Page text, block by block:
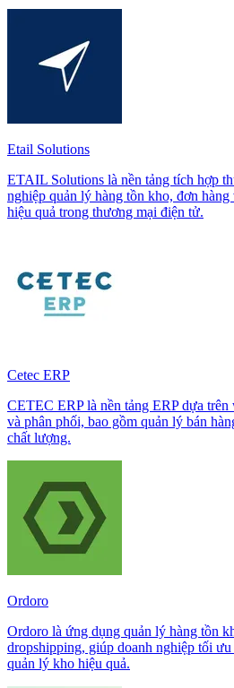
Etail Solutions
ETAIL Solutions là nền tảng tích hợp
nghiệp quản lý hàng tồn kho, đơn
hiệu quả trong thương mại điện tử.
Cetec ERP
CETEC ERP là nền tảng ERP dựa
và phân phối, bao gồm quản lý bán
chất lượng.
Ordoro
Ordoro là ứng dụng quản lý hàng tồn
dropshipping, giúp doanh nghiệp tối
quản lý kho hiệu quả.